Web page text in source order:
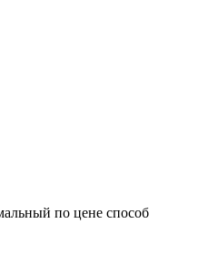
по цене способ